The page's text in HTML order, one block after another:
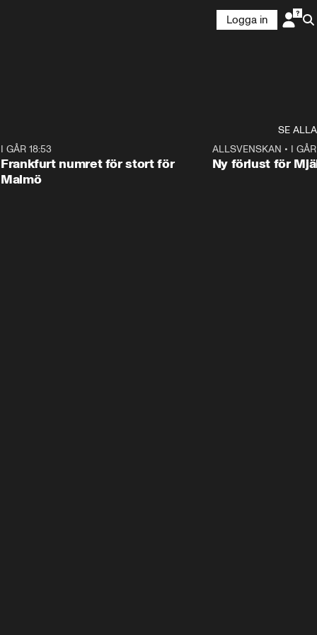
Logga in
SE ALLA
I GÅR 18:53
Frankfurt numret för stort för
Malmö
ALLSVENSKAN • I
Ny förlust för